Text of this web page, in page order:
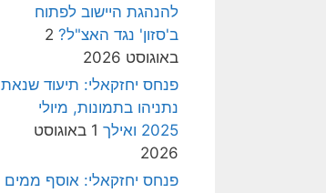
להנהגת היישוב לפתוח
ב'סזון' נגד האצ"ל? 2
באוגוסט 2026
פנחס יחזקאלי: תיעוד שנאת
נתניהו בתמונות, מיולי
2025 ואילך
1 באוגוסט
2026
פנחס יחזקאלי: אוסף ממים